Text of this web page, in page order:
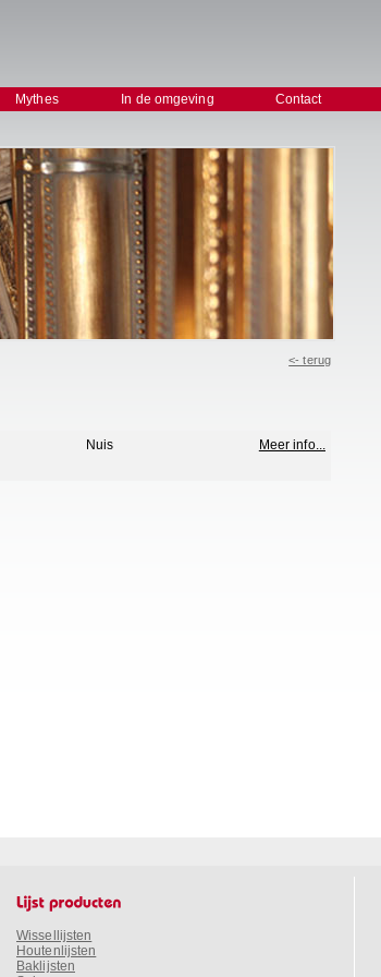
Mythes In de omgeving Contact
<- terug
Nuis
Meer info...
Wissellijsten
Houtenlijsten
Baklijsten